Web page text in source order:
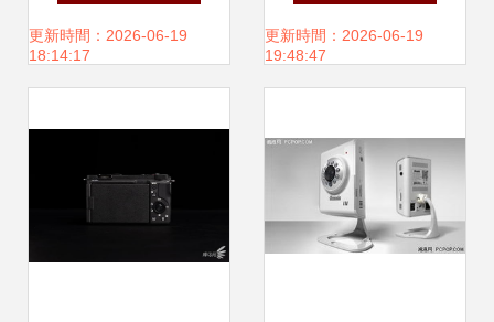
列產品速覽
更新時間：2026-06-19
18:14:17
的新標桿
更新時間：2026-06-19
19:48:47